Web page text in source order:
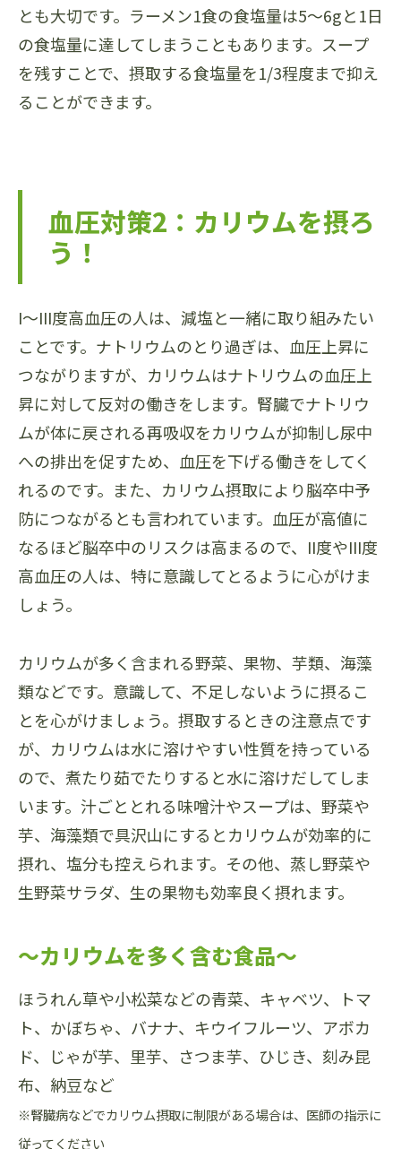
とも大切です。ラーメン1食の食塩量は5～6gと1日
の食塩量に達してしまうこともあります。スープ
を残すことで、摂取する食塩量を1/3程度まで抑え
ることができます。
血圧対策2：カリウムを摂ろ
う！
I～III度高血圧の人は、減塩と一緒に取り組みたい
ことです。ナトリウムのとり過ぎは、血圧上昇に
つながりますが、カリウムはナトリウムの血圧上
昇に対して反対の働きをします。腎臓でナトリウ
ムが体に戻される再吸収をカリウムが抑制し尿中
への排出を促すため、血圧を下げる働きをしてく
れるのです。また、カリウム摂取により脳卒中予
防につながるとも言われています。血圧が高値に
なるほど脳卒中のリスクは高まるので、II度やIII度
高血圧の人は、特に意識してとるように心がけま
しょう。
カリウムが多く含まれる野菜、果物、芋類、海藻
類などです。意識して、不足しないように摂るこ
とを心がけましょう。摂取するときの注意点です
が、カリウムは水に溶けやすい性質を持っている
ので、煮たり茹でたりすると水に溶けだしてしま
います。汁ごととれる味噌汁やスープは、野菜や
芋、海藻類で具沢山にするとカリウムが効率的に
摂れ、塩分も控えられます。その他、蒸し野菜や
生野菜サラダ、生の果物も効率良く摂れます。
～カリウムを多く含む食品～
ほうれん草や小松菜などの青菜、キャベツ、トマ
ト、かぼちゃ、バナナ、キウイフルーツ、アボカ
ド、じゃが芋、里芋、さつま芋、ひじき、刻み昆
布、納豆など
※腎臓病などでカリウム摂取に制限がある場合は、医師の指示に
従ってください